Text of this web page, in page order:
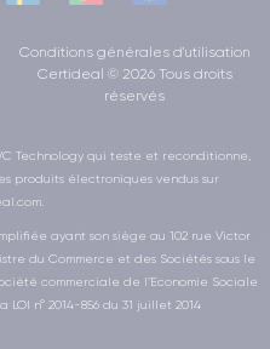
Conditions générales d'utilisation
Certideal © 2026 Tous droits
réservés
Technology qui teste et reconditionne,
produits électroniques vendus sur
ayant son siège au 102 rue Victor
du Commerce et des Sociétés sous le
commerciale de l’Economie Sociale
n° 2014-856 du 31 juillet 2014